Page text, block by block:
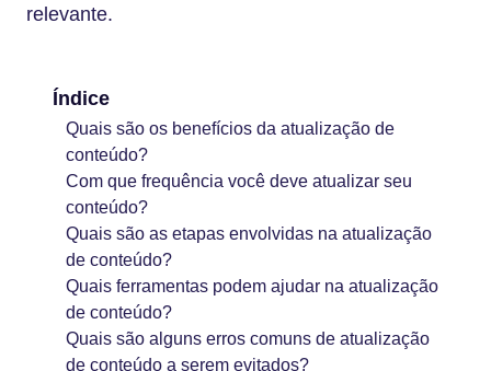
relevante.
Índice
Quais são os benefícios da atualização de
conteúdo?
Com que frequência você deve atualizar seu
conteúdo?
Quais são as etapas envolvidas na atualização
de conteúdo?
Quais ferramentas podem ajudar na atualização
de conteúdo?
Quais são alguns erros comuns de atualização
de conteúdo a serem evitados?